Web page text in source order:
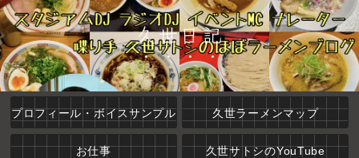
久世日記
プロフィール・ボイスサンプル 久世ラーメンマップ
お仕事 久世サトシのYouTube